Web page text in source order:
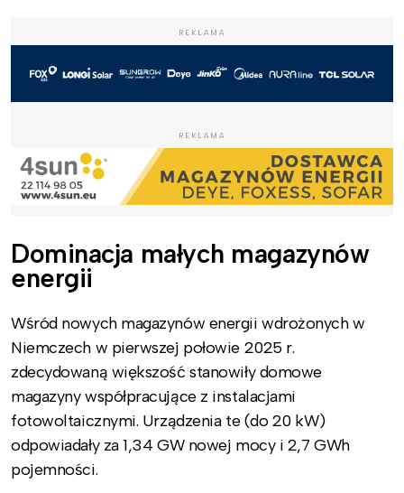
REKLAMA
REKLAMA
Dominacja małych magazynów
energii
Wśród nowych magazynów energii wdrożonych w
Niemczech w pierwszej połowie 2025 r.
zdecydowaną większość stanowiły domowe
magazyny współpracujące z instalacjami
fotowoltaicznymi. Urządzenia te (do 20 kW)
odpowiadały za 1,34 GW nowej mocy i 2,7 GWh
pojemności.